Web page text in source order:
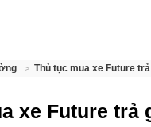
Thủ tục mua xe Future
xe Future trả